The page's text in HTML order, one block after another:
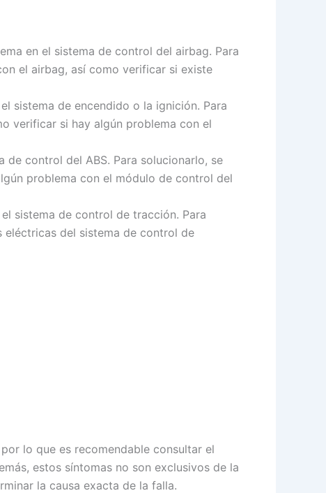
en el sistema de control del airbag. Para
el airbag, así como verificar si existe
sistema de encendido o la ignición. Para
verificar si hay algún problema con el
de control del ABS. Para solucionarlo, se
problema con el módulo de control del
sistema de control de tracción. Para
eléctricas del sistema de control de
lo que es recomendable consultar el
estos síntomas no son exclusivos de la
la causa exacta de la falla.